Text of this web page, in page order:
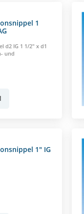
1
d2 IG 1 1/2" x d1
und
1" IG